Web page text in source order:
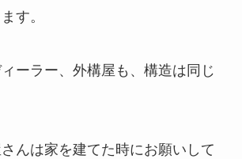
す。
ーラー、外構屋も、構造は同じ
んは家を建てた時にお願いして